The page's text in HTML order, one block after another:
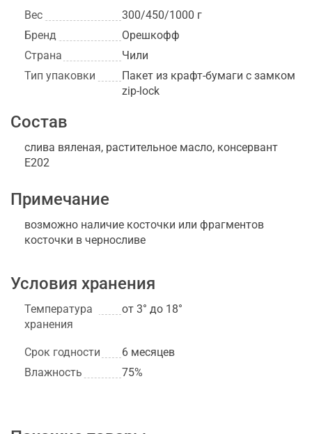
Вес
300/450/1000 г
Бренд
Орешкофф
Страна
Чили
Тип упаковки
Пакет из крафт-бумаги с замком
zip-lock
Состав
слива вяленая, растительное масло, консервант
Е202
Примечание
возможно наличие косточки или фрагментов
косточки в черносливе
Условия хранения
Температура
хранения
от 3° до 18°
Срок годности
6 месяцев
Влажность
75%